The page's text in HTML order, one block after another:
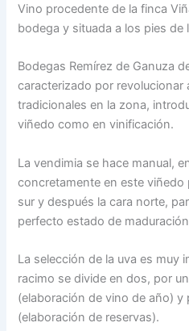
Vino procedente de la finca
bodega y situada a los pies de
Bodegas Remírez de Ganuza
caracterizado por
tradicionales en la zona,
viñedo como en vinificación.
La vendimia se hace manual,
concretamente en este viñedo
sur y después la cara norte,
perfecto estado de
La selección de la uva es muy
racimo se divide en dos, por
(elaboración de vino de año)
(elaboración de reservas).